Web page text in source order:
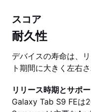
スコア
耐久性
デバイスの寿命は、
ト期間に大きく左右さ
リリース時期とサポ
Galaxy Tab S9 FEは